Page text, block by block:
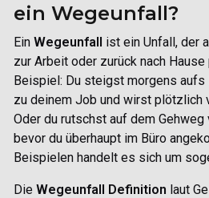
ein Wegeunfall?
Ein Wegeunfall ist ein Unfall, der
zur Arbeit oder zurück nach
Beispiel: Du steigst morgens aufs
zu deinem Job und wirst plötzlich
Oder du rutschst auf dem Gehweg
bevor du überhaupt im Büro
Beispielen handelt es sich um
Die Wegeunfall Definition laut